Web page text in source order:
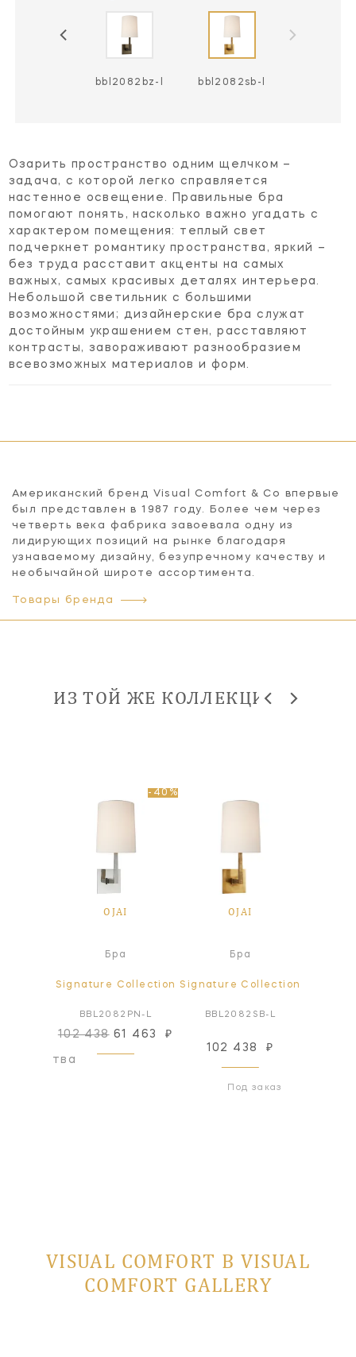
bbl2082bz-l bbl2082sb-l
Озарить пространство одним щелчком –
задача, с которой легко справляется
настенное освещение. Правильные бра
помогают понять, насколько важно угадать с
характером помещения: теплый свет
подчеркнет романтику пространства, яркий –
без труда расставит акценты на самых
важных, самых красивых деталях интерьера.
Небольшой светильник с большими
возможностями; дизайнерские бра служат
достойным украшением стен, расставляют
контрасты, завораживают разнообразием
всевозможных материалов и форм.
Американский бренд Visual Comfort & Co впервые
был представлен в 1987 году. Более чем через
четверть века фабрика завоевала одну из
лидирующих позиций на рынке благодаря
узнаваемому дизайну, безупречному качеству и
необычайной широте ассортимента.
Товары бренда
ИЗ ТОЙ ЖЕ КОЛЛЕКЦИИ
-40%
OJAI
Бра
Signature Collection
BBL2082PN-L
102 43861 463 ₽
OJAI
Бра
Signature Collection
BBL2082SB-L
102 438 ₽
Под заказ
VISUAL COMFORT В VISUAL
COMFORT GALLERY